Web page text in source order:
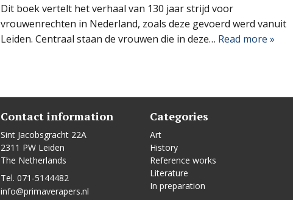
Dit boek vertelt het verhaal van 130 jaar strijd voor
vrouwenrechten in Nederland, zoals deze gevoerd werd vanuit
Leiden. Centraal staan de vrouwen die in deze… Read more »
Contact information
Sint Jacobsgracht 22A
2311 PW Leiden
The Netherlands
Tel. 071-5144482
info@primaverapers.nl
Categories
Art
History
Reference works
Literature
In preparation